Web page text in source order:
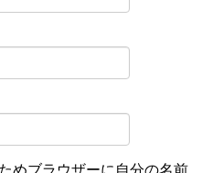
めブラウザーに自分の名前